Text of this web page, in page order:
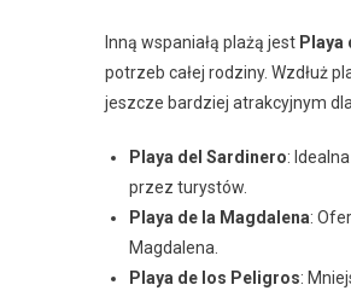
Inną wspaniałą plażą jest Playa
potrzeb całej rodziny. Wzdłuż
jeszcze bardziej atrakcyjnym
Playa del Sardinero:
przez turystów.
Playa de la Magdalena:
Magdalena.
Playa de los Peligros: